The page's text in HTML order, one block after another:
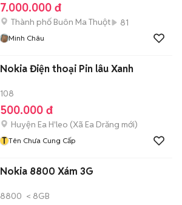
7.000.000 đ
Thành phố Buôn Ma Thuột 81
Minh Châu
Nokia Điện thoại Pin lâu Xanh
108
500.000 đ
Huyện Ea H'leo (Xã Ea Drăng mới)
T Tên Chưa Cung Cấp
Nokia 8800 Xám 3G
8800 < 8GB